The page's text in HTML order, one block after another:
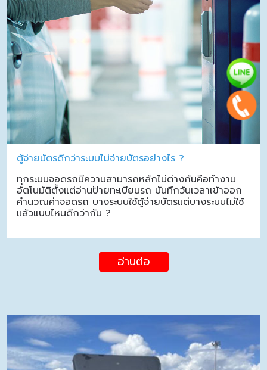
ตู้จ่ายบัตรดีกว่าระบบไม่จ่ายบัตรอย่างไร ?
ทุกระบบจอดรถมีความสามารถหลักไม่ต่างกันคือทำงาน
อัตโนมัติตั้งแต่อ่านป้ายทะเบียนรถ บันทึกวันเวลาเข้าออก
คำนวณค่าจอดรถ บางระบบใช้ตู้จ่ายบัตรแต่บางระบบไม่ใช้
แล้วแบบไหนดีกว่ากัน ?
อ่านต่อ